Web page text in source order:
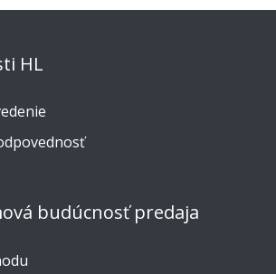
HL
budúcnosť predaja